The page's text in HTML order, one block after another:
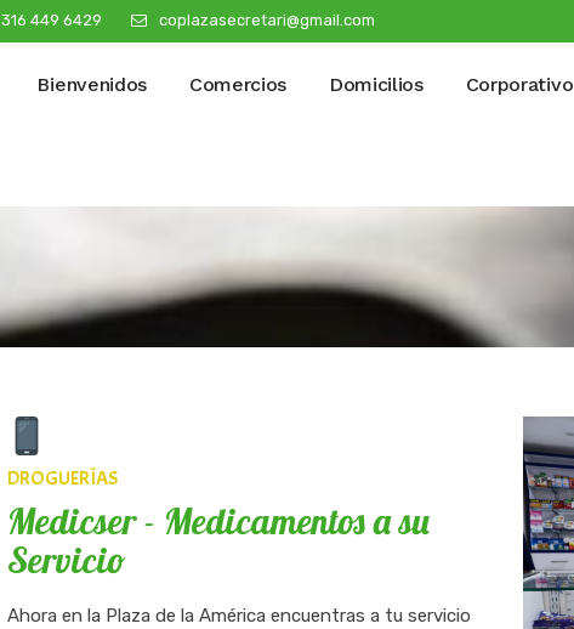
316 449 6429 coplazasecretari@gmail.com
Bienvenidos Comercios Domicilios Corporativo
DROGUERÍAS
Medicser - Medicamentos a su
Servicio
Ahora en la Plaza de la América encuentras a tu servicio